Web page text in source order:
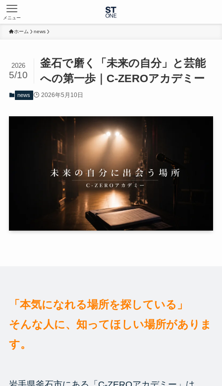
メニュー
ホーム news
釜石で磨く「未来の自分」と芸能
への第一歩｜C-ZEROアカデミー
2026
5/10
news 2026年5月10日
「本気になれる場所を探している」
そんな人に、知ってほしい場所がありま
す。